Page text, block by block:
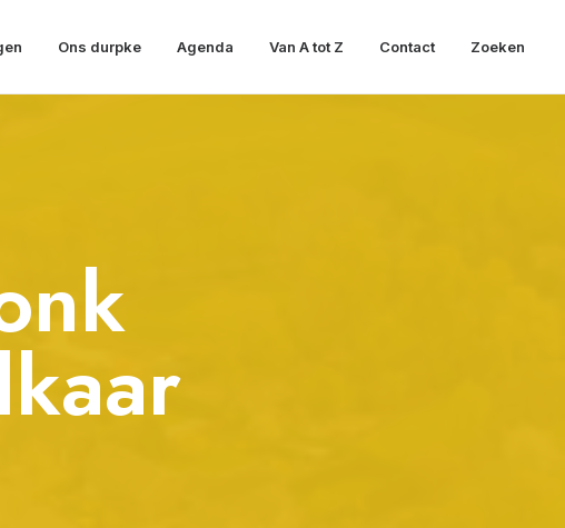
Ons durpke Agenda Van A tot Z Contact Zoeken